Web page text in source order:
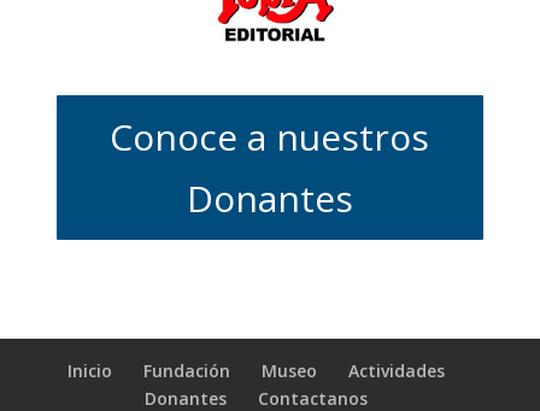
Conoce a nuestros
Donantes
Inicio Fundación Museo
Actividades
Donantes
Contactanos